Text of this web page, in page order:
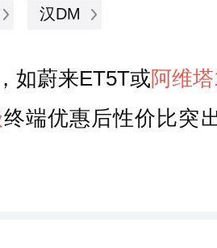
汉DM
如蔚来ET5T或阿维
终端优惠后性价比突